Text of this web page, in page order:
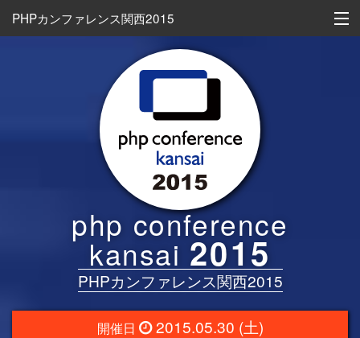
PHPカンファレンス関西2015
php conference
kansai 2015
PHPカンファレンス関西2015
開催日 2015.05.30 (土)